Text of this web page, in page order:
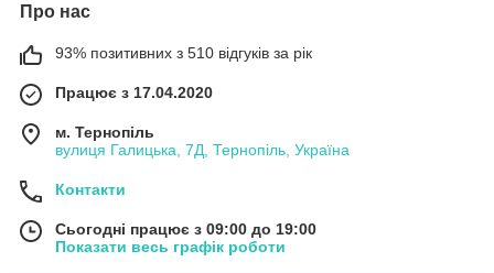
Про нас
93% позитивних з 510 відгуків за рік
Працює з 17.04.2020
м. Тернопіль
вулиця Галицька, 7Д, Тернопіль, Україна
Контакти
Сьогодні працює з 09:00 до 19:00
Показати весь графік роботи